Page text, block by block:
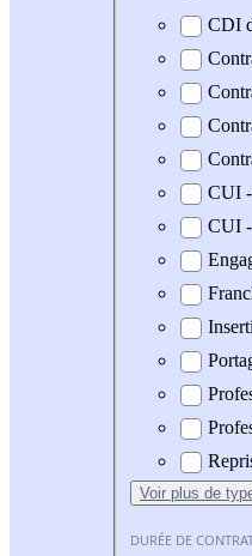
CDI
CUI
CUI
Voir plus de
DURÉE DE